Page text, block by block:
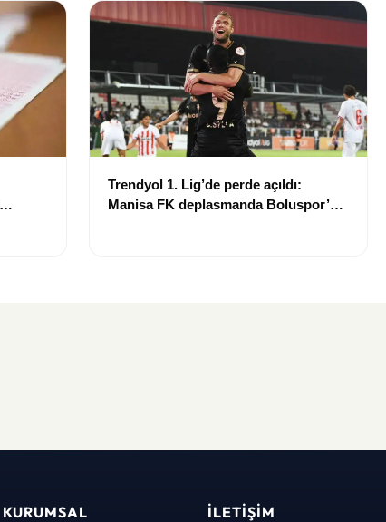
Trendyol 1. Lig’de perde açıldı:
Manisa FK deplasmanda Boluspor’u
KURUMSAL İLETIŞIM